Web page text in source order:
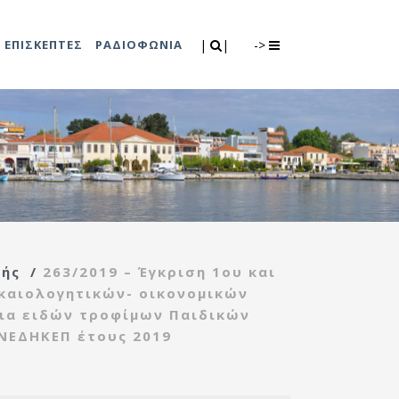
| | ->
Τμήμα Πρόνοιας
Κέντρο
γυναικών
Κέντρο ανοιχτής
προστασίας
ηλικιωμένων
εκδηλώσεις
ΕΠΙΣΚΕΠΤΕΣ ΡΑΔΙΟΦΩΝΙΑ
/ 263/2019 – Έγκριση 1ου και
οικονομικών
ειδών τροφίμων Παιδικών
έτους 2019